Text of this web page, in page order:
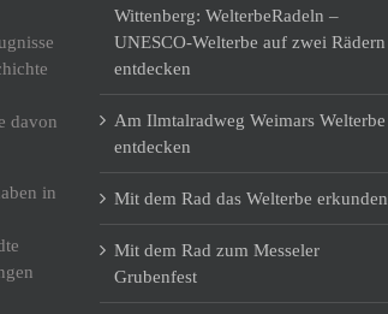
davon
in
Wittenberg: WelterbeRadeln –
UNESCO-Welterbe auf zwei Rädern
entdecken
Am Ilmtalradweg Weimars Welterbe
entdecken
Mit dem Rad das Welterbe erkunden
Mit dem Rad zum Messeler
Grubenfest